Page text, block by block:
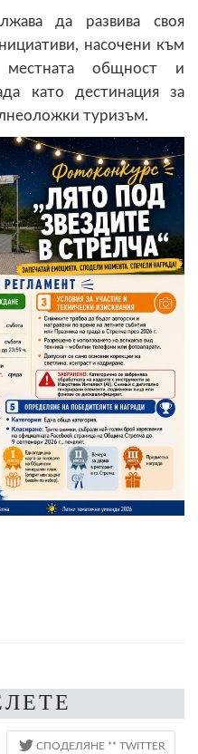
да развива своя
насочени към
местната общност и
като дестинация за
туризъм.